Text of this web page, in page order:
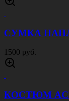
СУМКА
1500 руб.
КОСТЮМ